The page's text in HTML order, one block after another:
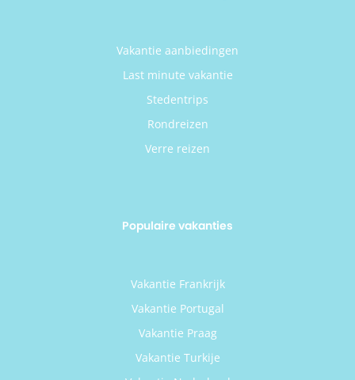
Vakantie aanbiedingen
Last minute vakantie
Stedentrips
Rondreizen
Verre reizen
Populaire vakanties
Vakantie Frankrijk
Vakantie Portugal
Vakantie Praag
Vakantie Turkije